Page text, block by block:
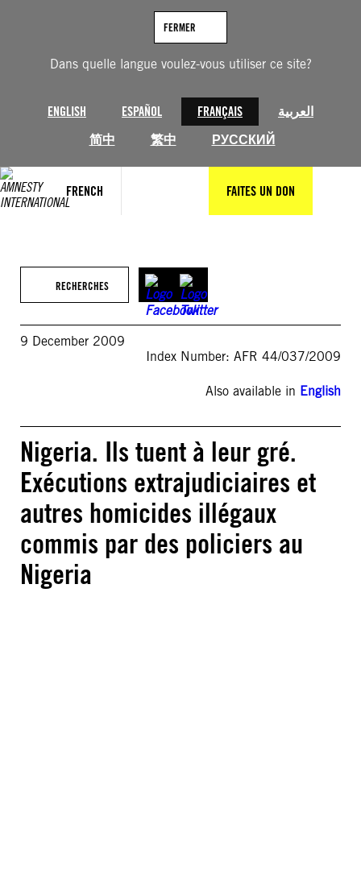
Dans quelle langue voulez-vous utiliser ce site?
ENGLISH ESPAÑOL FRANÇAIS
العربية
简中
繁中 РУССКИЙ
FERMER
FRENCH FAITES UN DON
RECHERCHES
9 December 2009
Index Number: AFR 44/037/2009
Also available in English
Nigeria. Ils tuent à leur gré.
Exécutions extrajudiciaires et
autres homicides illégaux
commis par des policiers au
Nigeria